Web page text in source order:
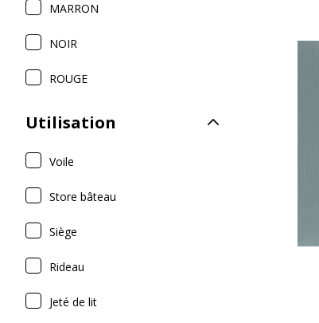
MARRON
NOIR
ROUGE
Utilisation
Voile
Store bâteau
Siège
Rideau
Jeté de lit